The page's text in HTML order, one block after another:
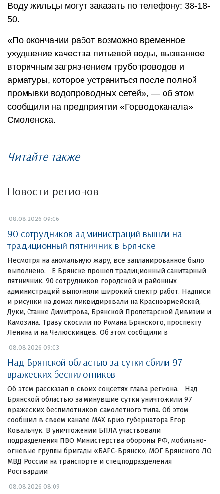
Воду жильцы могут заказать по телефону: 38-18-
50.
«По окончании работ возможно временное
ухудшение качества питьевой воды, вызванное
вторичным загрязнением трубопроводов и
арматуры, которое устраниться после полной
промывки водопроводных сетей», — об этом
сообщили на предприятии «Горводоканала»
Смоленска.
Читайте также
Новости регионов
08.08.2026 09:06
90 сотрудников администраций вышли на
традиционный пятничник в Брянске
Несмотря на аномальную жару, все запланированное было
выполнено. В Брянске прошел традиционный санитарный
пятничник. 90 сотрудников городской и районных
администраций выполняли широкий спектр работ. Надписи
и рисунки на домах ликвидировали на Красноармейской,
Дуки, Станке Димитрова, Брянской Пролетарской Дивизии и
Камозина. Траву скосили по Романа Брянского, проспекту
Ленина и на Челюскинцев. Об этом сообщили в
08.08.2026 09:03
Над Брянской областью за сутки сбили 97
вражеских беспилотников
Об этом рассказал в своих соцсетях глава региона. Над
Брянской областью за минувшие сутки уничтожили 97
вражеских беспилотников самолетного типа. Об этом
сообщил в своем канале МАХ врио губернатора Егор
Ковальчук. В уничтожении БПЛА участвовали
подразделения ПВО Министерства обороны РФ, мобильно-
огневые группы бригады «БАРС-Брянск», МОГ Брянского ЛО
МВД России на транспорте и спецподразделения
Росгвардии
08.08.2026 08:09